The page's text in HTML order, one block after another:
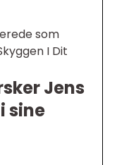
som
I Dit
Jens
sine